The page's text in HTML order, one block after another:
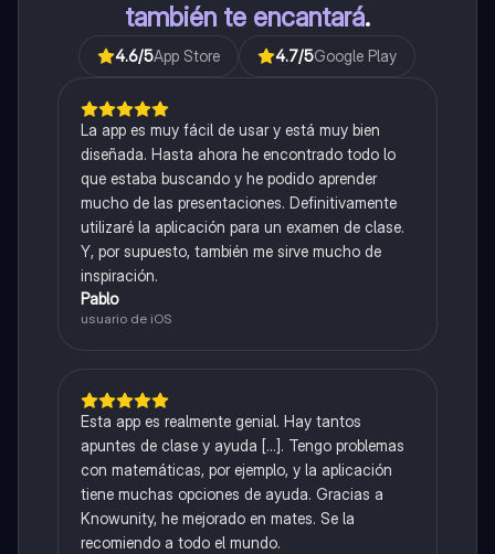
también te encantará.
4.6/5App Store 4.7/5Google Play
La app es muy fácil de usar y está muy bien
diseñada. Hasta ahora he encontrado todo lo
que estaba buscando y he podido aprender
mucho de las presentaciones. Definitivamente
utilizaré la aplicación para un examen de clase.
Y, por supuesto, también me sirve mucho de
inspiración.
Pablo
usuario de iOS
Esta app es realmente genial. Hay tantos
apuntes de clase y ayuda [...]. Tengo problemas
con matemáticas, por ejemplo, y la aplicación
tiene muchas opciones de ayuda. Gracias a
Knowunity, he mejorado en mates. Se la
recomiendo a todo el mundo.